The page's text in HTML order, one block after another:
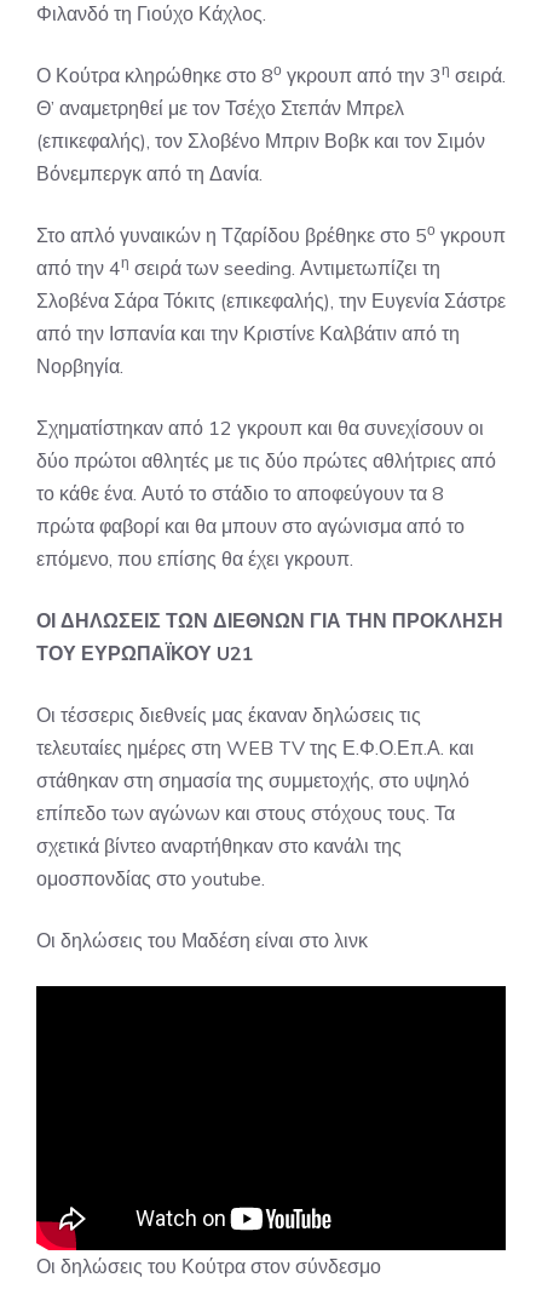
Φιλανδό τη Γιούχο Κάχλος.
Ο Κούτρα κληρώθηκε στο 8ο γκρουπ από την 3η σειρά.
Θ’ αναμετρηθεί με τον Τσέχο Στεπάν Μπρελ
(επικεφαλής), τον Σλοβένο Μπριν Βοβκ και τον Σιμόν
Βόνεμπεργκ από τη Δανία.
Στο απλό γυναικών η Τζαρίδου βρέθηκε στο 5ο γκρουπ
από την 4η σειρά των seeding. Αντιμετωπίζει τη
Σλοβένα Σάρα Τόκιτς (επικεφαλής), την Ευγενία Σάστρε
από την Ισπανία και την Κριστίνε Καλβάτιν από τη
Νορβηγία.
Σχηματίστηκαν από 12 γκρουπ και θα συνεχίσουν οι
δύο πρώτοι αθλητές με τις δύο πρώτες αθλήτριες από
το κάθε ένα. Αυτό το στάδιο το αποφεύγουν τα 8
πρώτα φαβορί και θα μπουν στο αγώνισμα από το
επόμενο, που επίσης θα έχει γκρουπ.
ΟΙ ΔΗΛΩΣΕΙΣ ΤΩΝ ΔΙΕΘΝΩΝ ΓΙΑ ΤΗΝ ΠΡΟΚΛΗΣΗ
ΤΟΥ ΕΥΡΩΠΑΪΚΟΥ U21
Οι τέσσερις διεθνείς μας έκαναν δηλώσεις τις
τελευταίες ημέρες στη WEB TV της Ε.Φ.Ο.Επ.Α. και
στάθηκαν στη σημασία της συμμετοχής, στο υψηλό
επίπεδο των αγώνων και στους στόχους τους. Τα
σχετικά βίντεο αναρτήθηκαν στο κανάλι της
ομοσπονδίας στο youtube.
Οι δηλώσεις του Μαδέση είναι στο λινκ
Οι δηλώσεις του Κούτρα στον σύνδεσμο